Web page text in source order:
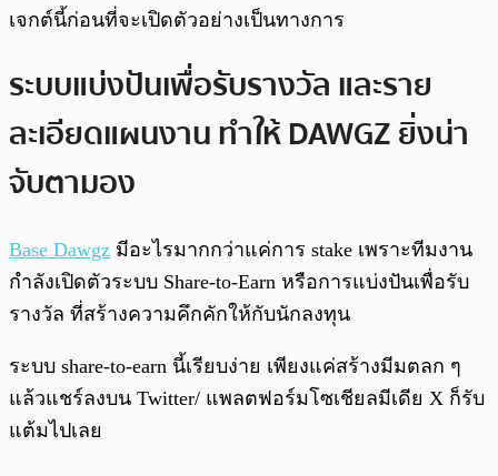
เจกต์นี้ก่อนที่จะเปิดตัวอย่างเป็นทางการ
ระบบแบ่งปันเพื่อรับรางวัล และราย
ละเอียดแผนงาน ทำให้ DAWGZ ยิ่งน่า
จับตามอง
Base Dawgz มีอะไรมากกว่าแค่การ stake เพราะทีมงาน
กำลังเปิดตัวระบบ Share-to-Earn หรือการแบ่งปันเพื่อรับ
รางวัล ที่สร้างความคึกคักให้กับนักลงทุน
ระบบ share-to-earn นี้เรียบง่าย เพียงแค่สร้างมีมตลก ๆ
แล้วแชร์ลงบน Twitter/ แพลตฟอร์มโซเชียลมีเดีย X ก็รับ
แต้มไปเลย